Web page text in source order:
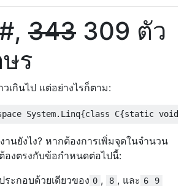
343 309 ตัว
ร
วเกินไป แต่อย่างไรก็ตาม:
System. Linq{class C{static void
านยังไง? หากต้องการเพิ่มจุดในจำนวน
องตรงกับข้อกำหนดต่อไปนี้:
ระกอบด้วยเดียวของ 0 , 8 , และ 6 9